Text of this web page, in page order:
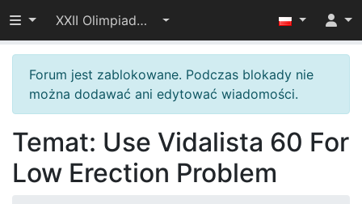
Przełącz widoczność menu
XXII Olimpiada Informatyczna — I etap
Forum jest zablokowane. Podczas blokady nie
można dodawać ani edytować wiadomości.
Temat: Use Vidalista 60 For
Low Erection Problem